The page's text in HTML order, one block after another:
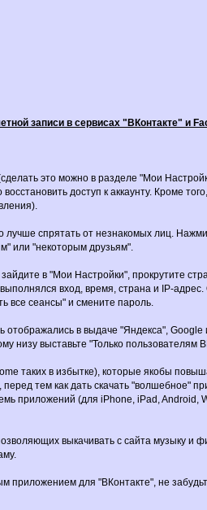
записи в сервисах "ВКонтакте" и
это можно в разделе "Мои
доступ к аккаунту. Кроме
лучше спрятать от незнакомых лиц.
или "некоторым друзьям".
в "Мои Настройки", прокрутите
вход, время, страна и IP-
все сеансы" и смените пароль.
в выдаче "Яндекса",
низу выставьте "Только пользователям
таких в избытке), которые якобы
перед тем как дать скачать
приложений (для iPhone, iPad,
выкачивать с сайта музыку и
приложением для "ВКонтакте", не